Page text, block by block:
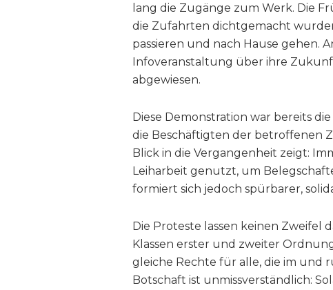
lang die Zugänge zum Werk. Die
die Zufahrten dichtgemacht
passieren und nach Hause gehen.
Infoveranstaltung über ihre
abgewiesen.
Diese Demonstration war bereits
die Beschäftigten der betroffenen
Blick in die Vergangenheit zeigt:
Leiharbeit genutzt, um
formiert sich jedoch spürbarer,
Die Proteste lassen keinen Zweifel
Klassen erster und zweiter
gleiche Rechte für alle, die im und
Botschaft ist unmissverständlich: